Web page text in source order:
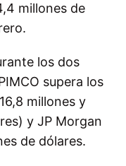
millones de
los dos
supera los
millones y
y JP Morgan
de dólares.